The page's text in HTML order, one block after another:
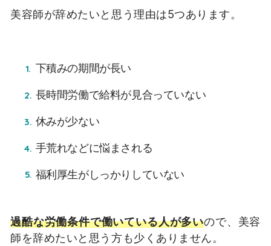
美容師が辞めたいと思う理由は5つあります。
下積みの期間が長い
長時間労働で給料が見合っていない
休みが少ない
手荒れなどに悩まされる
福利厚生がしっかりしていない
過酷な労働条件で働いている人が多いので、美容
師を辞めたいと思う方も少くありません。